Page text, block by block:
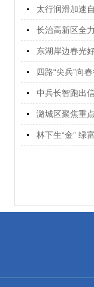
太行润滑加速
长治高新区全
东湖岸边春光
四路“尖兵”向
中兵长智跑出
潞城区聚焦重
林下生“金” 绿